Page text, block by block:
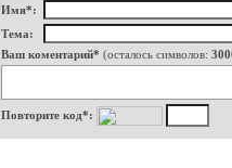
Имя*:
Тема:
Ваш коментарий* (осталось символов:
Повторите код*: